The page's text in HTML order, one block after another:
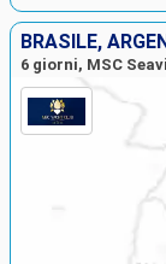
BRASILE,
6 giorni, MSC